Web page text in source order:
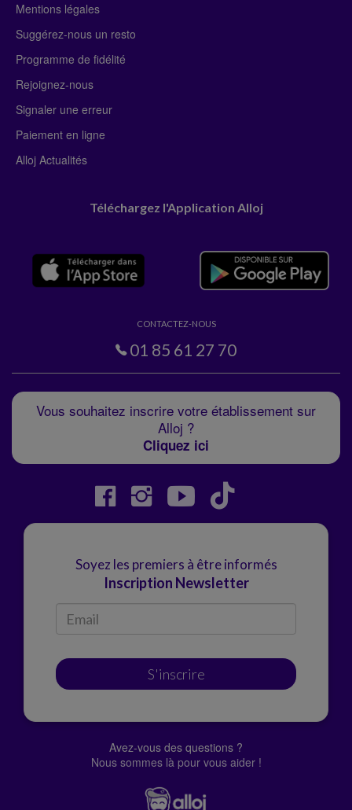
Mentions légales
Suggérez-nous un resto
Programme de fidélité
Rejoignez-nous
Signaler une erreur
Paiement en ligne
Alloj Actualités
Téléchargez l'Application Alloj
CONTACTEZ-NOUS
01 85 61 27 70
Vous souhaitez inscrire votre établissement sur
Alloj ?
Cliquez ici
Soyez les premiers à être informés
Inscription Newsletter
S'inscrire
Avez-vous des questions ?
Nous sommes là pour vous aider !